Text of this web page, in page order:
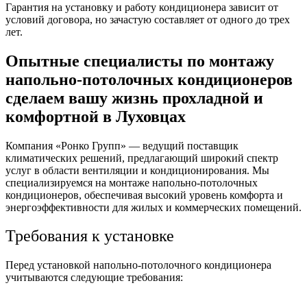
Гарантия на установку и работу кондиционера зависит от
условий договора, но зачастую составляет от одного до трех
лет.
Опытные специалисты по монтажу
напольно-потолочных кондиционеров
сделаем вашу жизнь прохладной и
комфортной в Луховцах
Компания «Ронко Групп» — ведущий поставщик
климатических решений, предлагающий широкий спектр
услуг в области вентиляции и кондиционирования. Мы
специализируемся на монтаже напольно-потолочных
кондиционеров, обеспечивая высокий уровень комфорта и
энергоэффективности для жилых и коммерческих помещений.
Требования к установке
Перед установкой напольно-потолочного кондиционера
учитываются следующие требования: